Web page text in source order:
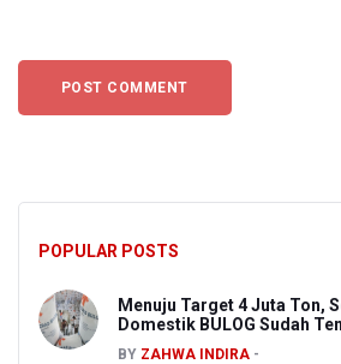
POPULAR POSTS
Menuju Target 4 Juta Ton,
Domestik BULOG Sudah
BY ZAHWA INDIRA